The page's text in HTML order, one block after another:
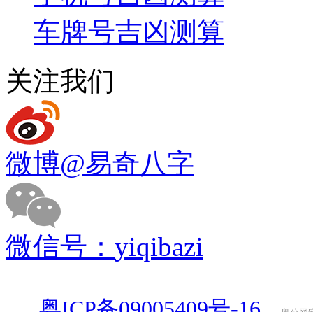
车牌号吉凶测算
关注我们
微博@易奇八字
微信号： yiqibazi